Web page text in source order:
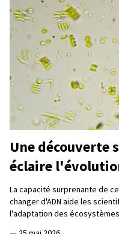
Une découverte
éclaire
La capacité surprenante de
changer d'ADN aide les
l'adaptation des